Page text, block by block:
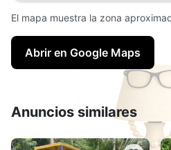
El mapa muestra la zona
Abrir en Google Maps
Anuncios similares